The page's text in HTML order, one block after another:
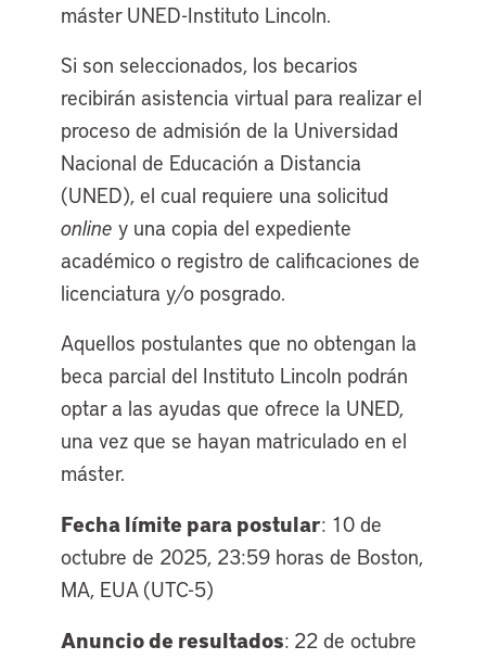
máster UNED-Instituto Lincoln.
Si son seleccionados, los becarios
recibirán asistencia virtual para realizar el
proceso de admisión de la Universidad
Nacional de Educación a Distancia
(UNED), el cual requiere una solicitud
online y una copia del expediente
académico o registro de calificaciones de
licenciatura y/o posgrado.
Aquellos postulantes que no obtengan la
beca parcial del Instituto Lincoln podrán
optar a las ayudas que ofrece la UNED,
una vez que se hayan matriculado en el
máster.
Fecha límite para postular: 10 de
octubre de 2025, 23:59 horas de Boston,
MA, EUA (UTC-5)
Anuncio de resultados: 22 de octubre